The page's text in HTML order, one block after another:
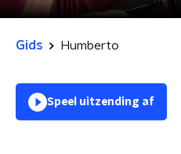
Gids Humberto
Speel uitzending af